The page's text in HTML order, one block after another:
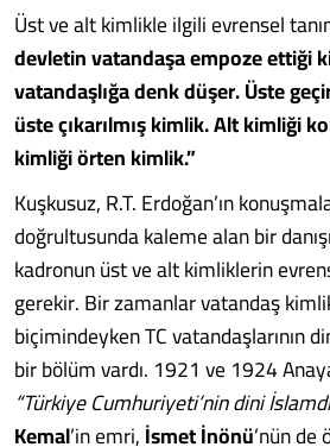
Üst ve alt kimlikle ilgili evrensel
devletin vatandaşa empoze ettiği
vatandaşlığa denk düşer. Üste
üste çıkarılmış kimlik. Alt kimliği
kimliği örten kimlik.”
Kuşkusuz, R.T. Erdoğan’ın
doğrultusunda kaleme alan bir
kadronun üst ve alt kimliklerin
gerekir. Bir zamanlar vatandaş
biçimindeyken TC vatandaşlarının
bir bölüm vardı. 1921 ve 1924
“Türkiye Cumhuriyeti’nin dini
Kemal’in emri,İsmet İnönü’nün de